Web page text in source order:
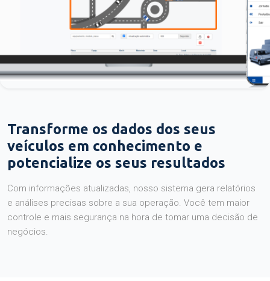
Transforme os dados dos seus
veículos em conhecimento e
potencialize os seus resultados
Com informações atualizadas, nosso sistema gera relatórios
e análises precisas sobre a sua operação. Você tem maior
controle e mais segurança na hora de tomar uma decisão de
negócios.